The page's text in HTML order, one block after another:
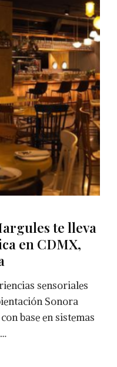
te lleva
en CDMX,
sensoriales
Sonora
base en sistemas